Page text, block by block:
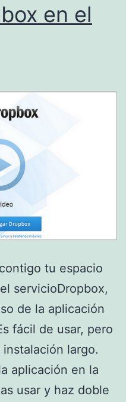
en el
tu espacio
servicioDropbox,
de la aplicación
fácil de usar, pero
largo.
aplicación en la
usar y haz doble